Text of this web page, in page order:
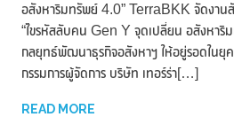
อสังหาริมทรัพย์ 4.0” TerraBKK จัดงาน
“ไขรหัสลับคน Gen Y จุดเปลี่ยน อสังหาริ
กลยุทธ์พัฒนาธุรกิจอสังหาฯ ให้อยู่รอดในยุ
กรรมการผู้จัดการ บริษัท เทอร์ร่า[…]
READ MORE